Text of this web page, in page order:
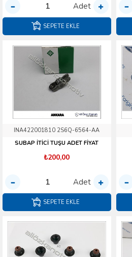
Adet
SEPETE EKLE
INA422001810 2S6Q-6564-AA
SUBAP İTİCİ TUŞU ADET FİYAT
₺200,00
Adet
SEPETE EKLE